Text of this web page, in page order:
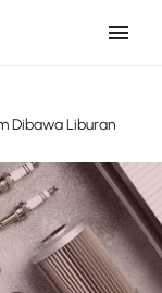
Dibawa Liburan